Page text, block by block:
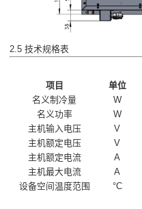
2.5 技术规格表
项目 单位
名义制冷量
W
名义功率
W
主机输入电压
V
主机额定电压
V
主机额定电流
A
主机最大电流
A
设备空间温度范围
°C